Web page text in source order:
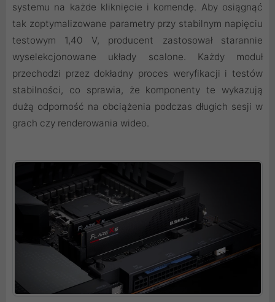
systemu na każde kliknięcie i komendę. Aby osiągnąć
tak zoptymalizowane parametry przy stabilnym napięciu
testowym 1,40 V, producent zastosował starannie
wyselekcjonowane układy scalone. Każdy moduł
przechodzi przez dokładny proces weryfikacji i testów
stabilności, co sprawia, że komponenty te wykazują
dużą odporność na obciążenia podczas długich sesji w
grach czy renderowania wideo.